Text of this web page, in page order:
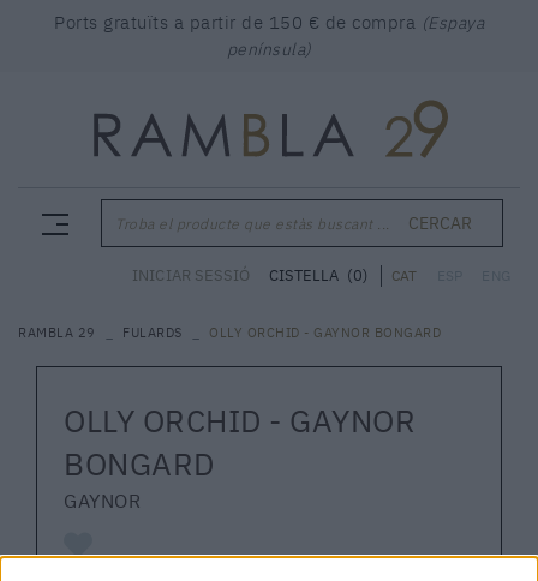
Ports gratuïts a partir de 150 € de compra (Espaya
península)
Troba el producte que estàs buscant ... CERCAR
CAT
INICIAR SESSIÓ CISTELLA (0)
RAMBLA 29 FULARDS OLLY ORCHID - GAYNOR BONGARD
OLLY ORCHID - GAYNOR
BONGARD
GAYNOR